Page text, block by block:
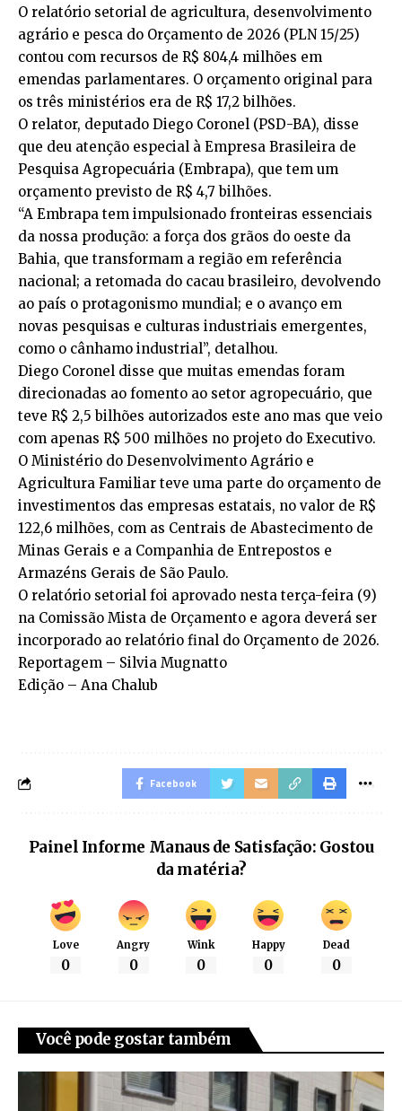
O relatório setorial de agricultura, desenvolvimento
agrário e pesca do Orçamento de 2026 (PLN 15/25)
contou com recursos de R$ 804,4 milhões em
emendas parlamentares. O orçamento original para
os três ministérios era de R$ 17,2 bilhões.
O relator, deputado Diego Coronel (PSD-BA), disse
que deu atenção especial à Empresa Brasileira de
Pesquisa Agropecuária (Embrapa), que tem um
orçamento previsto de R$ 4,7 bilhões.
“A Embrapa tem impulsionado fronteiras essenciais
da nossa produção: a força dos grãos do oeste da
Bahia, que transformam a região em referência
nacional; a retomada do cacau brasileiro, devolvendo
ao país o protagonismo mundial; e o avanço em
novas pesquisas e culturas industriais emergentes,
como o cânhamo industrial”, detalhou.
Diego Coronel disse que muitas emendas foram
direcionadas ao fomento ao setor agropecuário, que
teve R$ 2,5 bilhões autorizados este ano mas que veio
com apenas R$ 500 milhões no projeto do Executivo.
O Ministério do Desenvolvimento Agrário e
Agricultura Familiar teve uma parte do orçamento de
investimentos das empresas estatais, no valor de R$
122,6 milhões, com as Centrais de Abastecimento de
Minas Gerais e a Companhia de Entrepostos e
Armazéns Gerais de São Paulo.
O relatório setorial foi aprovado nesta terça-feira (9)
na Comissão Mista de Orçamento e agora deverá ser
incorporado ao relatório final do Orçamento de 2026.
Reportagem – Silvia Mugnatto
Edição – Ana Chalub
Facebook
Painel Informe Manaus de Satisfação: Gostou
da matéria?
Love
0
Angry
0
Wink
0
Happy
0
Dead
0
Você pode gostar também